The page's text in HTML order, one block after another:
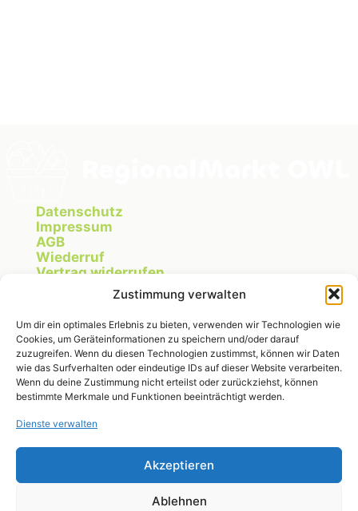
Zustimmung verwalten
Um dir ein optimales Erlebnis zu bieten, verwenden wir Technologien wie
Cookies, um Geräteinformationen zu speichern und/oder darauf
zuzugreifen. Wenn du diesen Technologien zustimmst, können wir Daten
wie das Surfverhalten oder eindeutige IDs auf dieser Website verarbeiten.
Wenn du deine Zustimmung nicht erteilst oder zurückziehst, können
bestimmte Merkmale und Funktionen beeinträchtigt werden.
Dienste verwalten
Akzeptieren
Ablehnen
Datenschutz
Impressum
AGB
Wiederruf
Vertrag widerrufen
Cookie Richtlinie
Instagram
RegionalMarkt OWL
Michelle Fischer
Breitenheider Straße 275
michelle@regionalmarktowl.de